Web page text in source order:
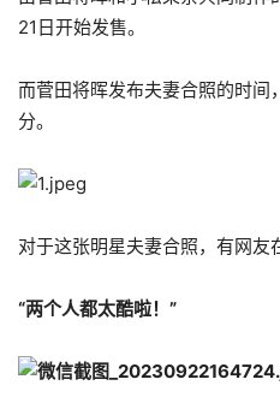
21日开始发售。
而菅田将晖发布夫妻合照的时间
分。
对于这张明星夫妻合照，有网友
“两个人都太酷啦！”